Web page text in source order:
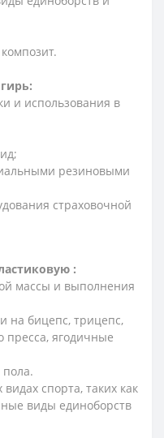
и использования в
резиновыми
страховочной
:
массы и выполнения
на бицепс, трицепс,
ягодичные
спорта, таких как
виды единоборств